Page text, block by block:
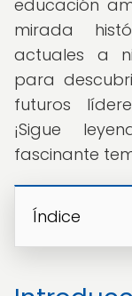
educación
mirada
actuales a
para
futuros
¡Sigue
fascinante
Índice